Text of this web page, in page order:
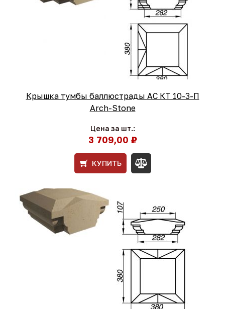
Крышка тумбы баллюстрады АС КТ 10-3-П
Arch-Stone
Цена за шт.:
3 709,00 ₽
КУПИТЬ